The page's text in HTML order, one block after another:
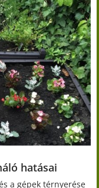
hatásai
a gépek térnyerése